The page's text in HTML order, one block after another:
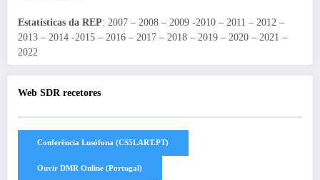
Estatísticas da REP: 2007 – 2008 – 2009 -2010 – 2011 – 2012 –
2013 – 2014 -2015 – 2016 – 2017 – 2018 – 2019 – 2020 – 2021 –
2022
Web SDR recetores